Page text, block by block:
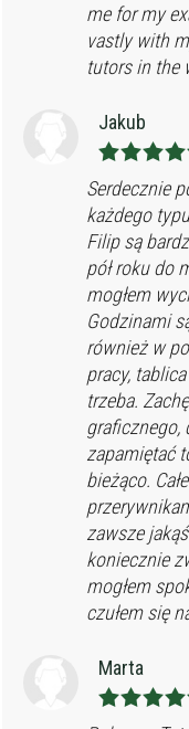
me for my
vastly with
tutors in the
Jakub
Serdecznie
każdego
Filip są
pół roku do
mogłem
Godzinami
również w
pracy, tablica
trzeba.
graficznego,
zapamiętać
bieżąco.
zawsze
koniecznie
mogłem
czułem się
Marta